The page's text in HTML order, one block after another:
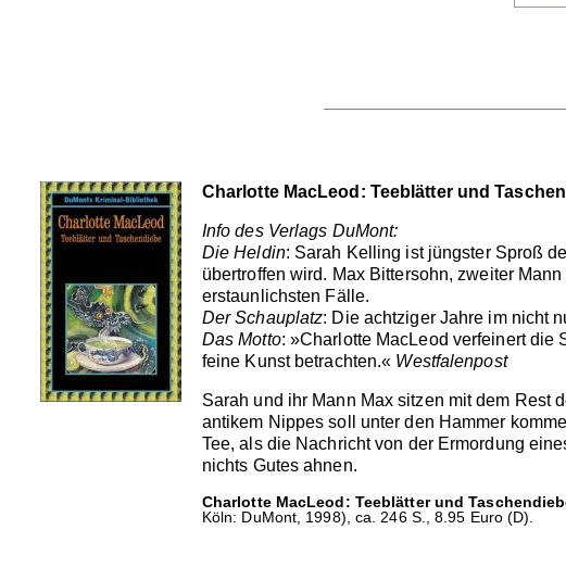
Charlotte MacLeod: Teeblätter und
Info des Verlags DuMont:
Die Heldin: Sarah Kelling ist jüngster Sproß
übertroffen wird. Max Bittersohn, zweiter
erstaunlichsten Fälle.
Der Schauplatz: Die achtziger Jahre im nicht
Das Motto: »Charlotte MacLeod verfeinert die
feine Kunst betrachten.« Westfalenpost
Sarah und ihr Mann Max sitzen mit dem Rest
antikem Nippes soll unter den Hammer
Tee, als die Nachricht von der Ermordung
nichts Gutes ahnen.
Charlotte MacLeod: Teeblätter und
Köln: DuMont, 1998), ca. 246 S., 8.95 Euro (D).